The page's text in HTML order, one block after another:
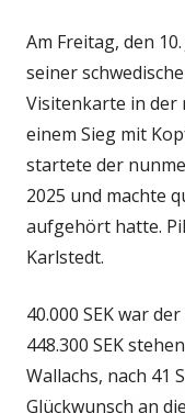
Am Freitag, den
seiner
Visitenkarte in der
einem Sieg mit
startete der
2025 und machte
aufgehört hatte.
Karlstedt.
40.000 SEK war
448.300 SEK
Wallachs, nach 41
Glückwunsch an